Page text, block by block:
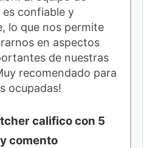
es confiable y
lo que nos permite
en aspectos
de nuestras
recomendado para
ocupadas!
califico con 5
comento